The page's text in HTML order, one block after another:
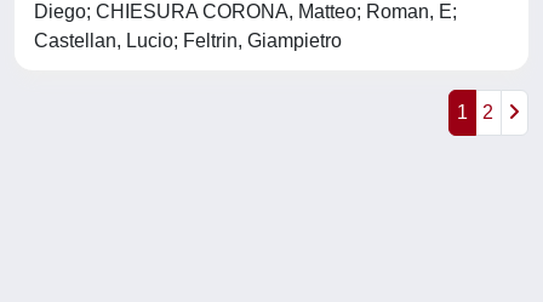
Diego; CHIESURA CORONA, Matteo; Roman, E;
Castellan, Lucio; Feltrin, Giampietro
1 2